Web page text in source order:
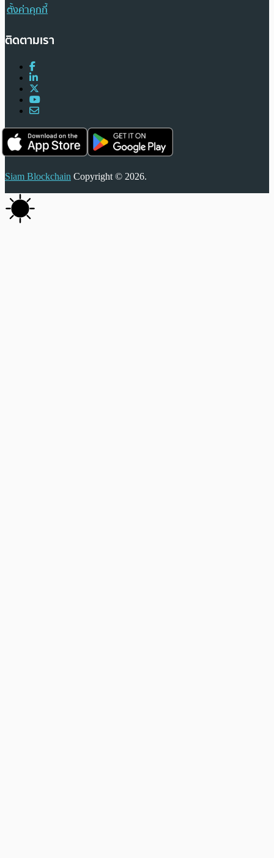
ตั้งค่าคุกกี้
ติดตามเรา
Siam Blockchain Copyright © 2026.